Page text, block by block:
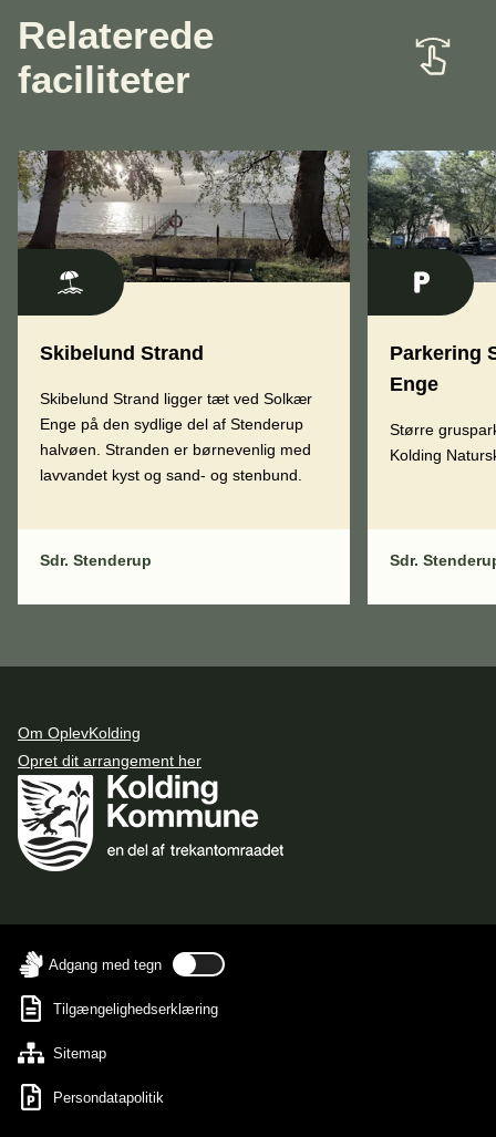
Relaterede
faciliteter
Skibelund Strand
Skibelund Strand ligger tæt ved Solkær
Enge på den sydlige del af Stenderup
halvøen. Stranden er børnevenlig med
lavvandet kyst og sand- og stenbund.
Sdr. Stenderup
Parkering
Enge
Større
Kolding
Sdr.
Om OplevKolding
Opret dit arrangement her
Adgang med tegn
Tilgængelighedserklæring
Sitemap
Persondatapolitik